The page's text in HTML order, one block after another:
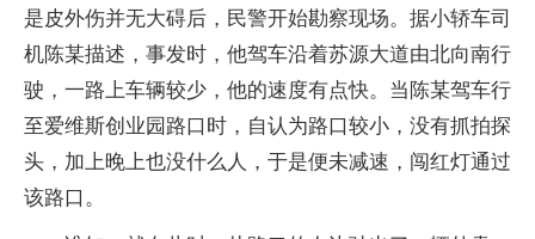
是皮外伤并无大碍后，民警开始勘察现场。据小轿车司
机陈某描述，事发时，他驾车沿着苏源大道由北向南行
驶，一路上车辆较少，他的速度有点快。当陈某驾车行
至爱维斯创业园路口时，自认为路口较小，没有抓拍探
头，加上晚上也没什么人，于是便未减速，闯红灯通过
该路口。